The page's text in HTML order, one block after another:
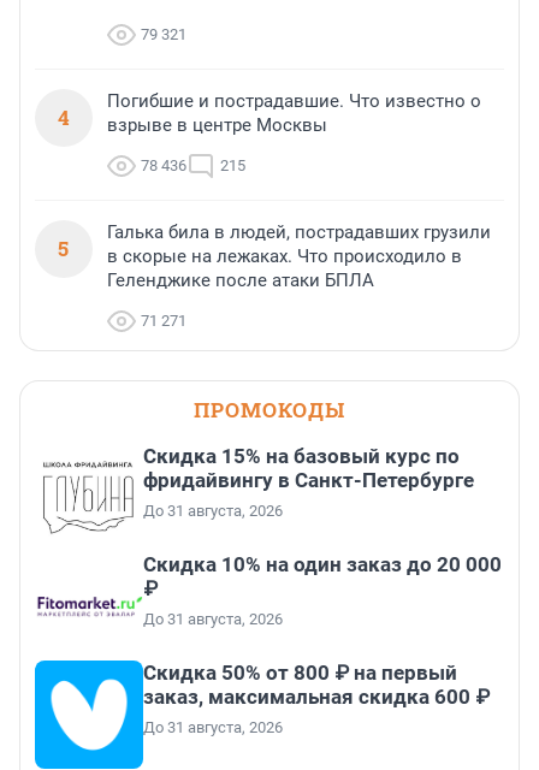
79 321
4
Погибшие и пострадавшие. Что известно о
взрыве в центре Москвы
78 436 215
5
Галька била в людей, пострадавших грузили
в скорые на лежаках. Что происходило в
Геленджике после атаки БПЛА
71 271
ПРОМОКОДЫ
Скидка 15% на базовый курс по
фридайвингу в Санкт-Петербурге
До 31 августа, 2026
Скидка 10% на один заказ до 20 000
₽
До 31 августа, 2026
Скидка 50% от 800 ₽ на первый
заказ, максимальная скидка 600 ₽
До 31 августа, 2026